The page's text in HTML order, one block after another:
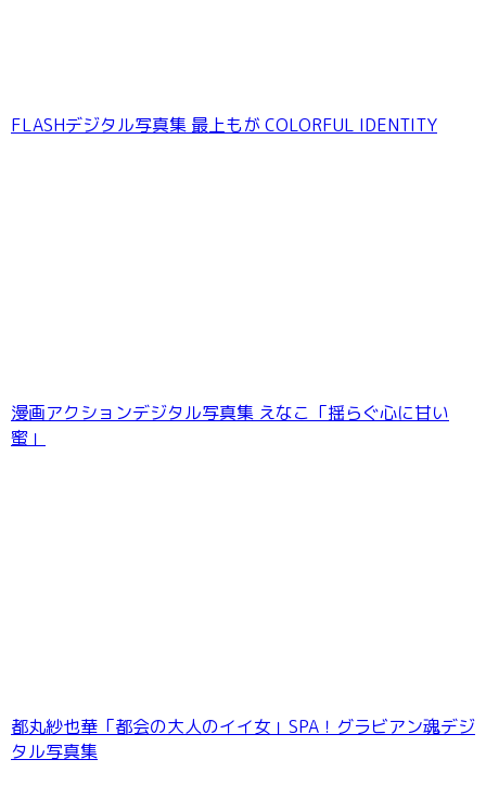
FLASHデジタル写真集 最上もが COLORFUL IDENTITY
漫画アクションデジタル写真集 えなこ「揺らぐ心に甘い
蜜」
都丸紗也華「都会の大人のイイ女」SPA！グラビアン魂デジ
タル写真集